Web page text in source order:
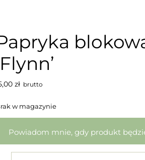
złbrutto
w magazynie
Powiadom mnie, gdy produkt